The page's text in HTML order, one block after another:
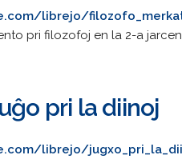
librejo/
pri filozofoj en la 2-a
pri la diinoj
librejo/